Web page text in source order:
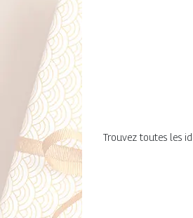
Trouvez toutes les